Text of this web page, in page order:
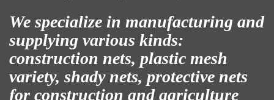
We specialize in manufacturing and
supplying various kinds:
construction nets, plastic mesh
variety, shady nets, protective nets
for construction and agriculture